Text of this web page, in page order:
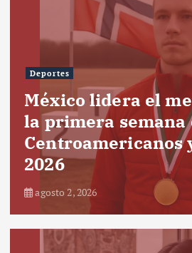
Deportes
México lidera el
la primera semana
Centroamericanos
2026
agosto 2, 2026